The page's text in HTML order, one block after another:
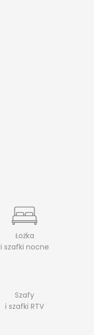
Łożka
i szafki nocne
Szafy
i szafki RTV